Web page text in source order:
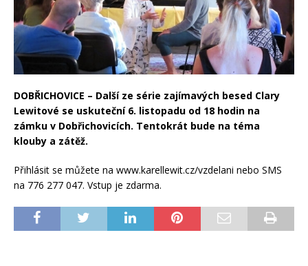
DOBŘICHOVICE – Další ze série zajímavých besed Clary
Lewitové se uskuteční 6. listopadu od 18 hodin na
zámku v Dobřichovicích. Tentokrát bude na téma
klouby a zátěž.
Přihlásit se můžete na www.karellewit.cz/vzdelani nebo SMS
na 776 277 047. Vstup je zdarma.